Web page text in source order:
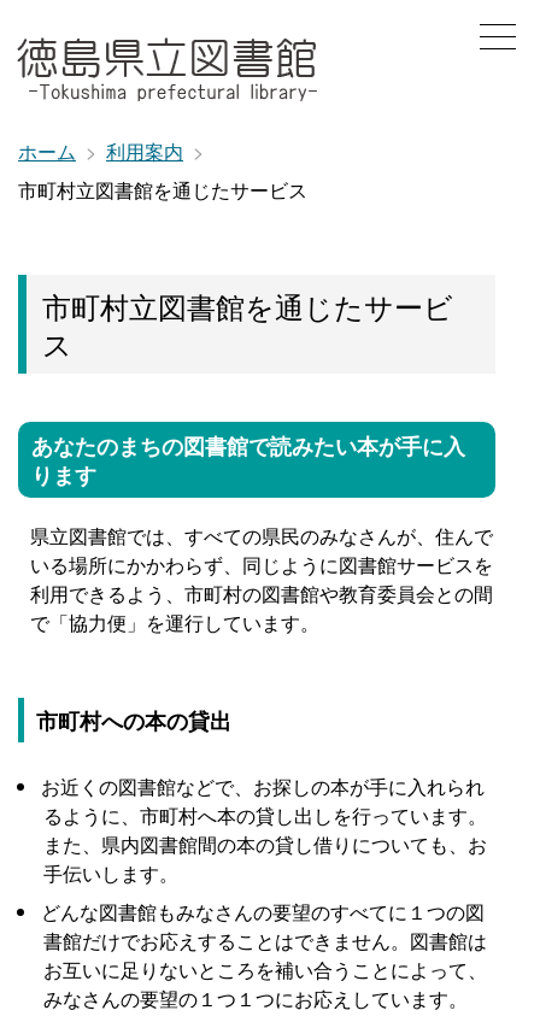
ホーム
利用案内
市町村立図書館を通じたサービス
市町村立図書館を通じたサービ
ス
あなたのまちの図書館で読みたい本が手に入
ります
県立図書館では、すべての県民のみなさんが、住んで
いる場所にかかわらず、同じように図書館サービスを
利用できるよう、市町村の図書館や教育委員会との間
で「協力便」を運行しています。
市町村への本の貸出
お近くの図書館などで、お探しの本が手に入れられ
るように、市町村へ本の貸し出しを行っています。
また、県内図書館間の本の貸し借りについても、お
手伝いします。
どんな図書館もみなさんの要望のすべてに１つの図
書館だけでお応えすることはできません。図書館は
お互いに足りないところを補い合うことによって、
みなさんの要望の１つ１つにお応えしています。